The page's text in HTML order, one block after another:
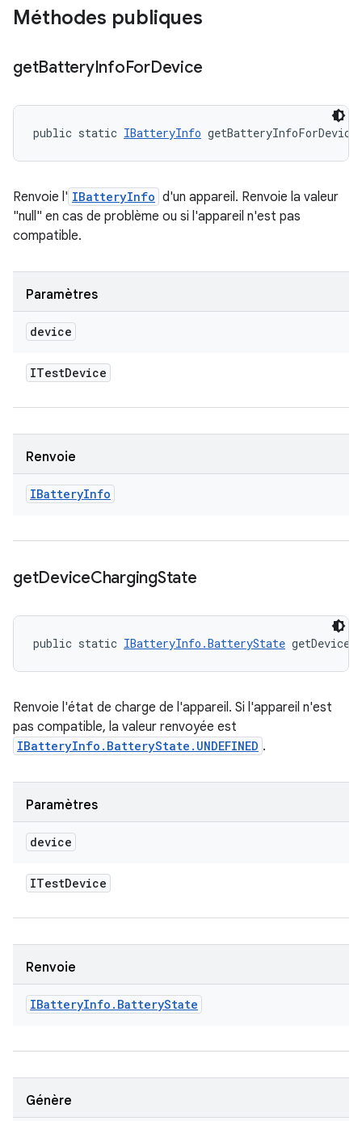
Méthodes publiques
getBatteryInfoForDevice
public static IBatteryInfo
Renvoie l' IBatteryInfo d'un appareil. Renvoie la valeur
"null" en cas de problème ou si l'appareil n'est pas
compatible.
Paramètres
device
ITestDevice
Renvoie
IBatteryInfo
getDeviceChargingState
public static IBatteryInfo.BatteryState
Renvoie l'état de charge de l'appareil. Si l'appareil n'est
pas compatible, la valeur renvoyée est
IBatteryInfo.BatteryState.UNDEFINED .
Paramètres
device
ITestDevice
Renvoie
IBatteryInfo . BatteryState
Génère